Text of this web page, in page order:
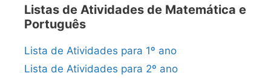
Listas de Atividades de Matemática e
Português
Lista de Atividades para 1º ano
Lista de Atividades para 2º ano